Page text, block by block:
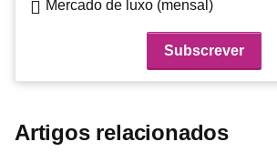
Mercado de luxo (mensal)
Artigos relacionados